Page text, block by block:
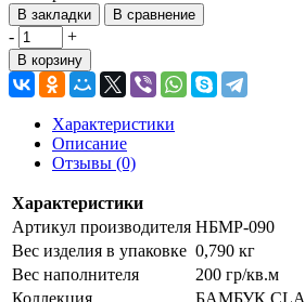
В закладки В сравнение
- +
В корзину
Характеристики
Описание
Отзывы (0)
Характеристики
Артикул производителя НБМР-090
Вес изделия в упаковке 0,790 кг
Вес наполнителя
200 гр/кв.м
Коллекция
БАМБУК